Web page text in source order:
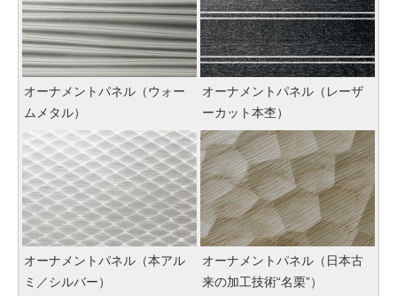
オーナメントパネル（ウォー
ムメタル）
オーナメントパネル（レーザ
ーカット本杢）
オーナメントパネル（本アル
ミ／シルバー）
オーナメントパネル（日本古
来の加工技術“名栗”）